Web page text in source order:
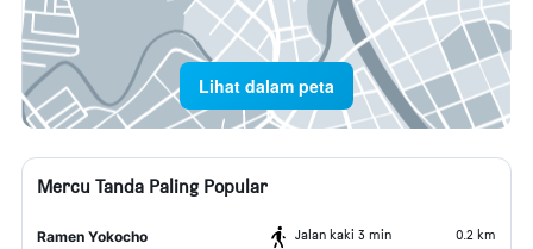
Lihat dalam peta
Mercu Tanda Paling Popular
Ramen Yokocho Jalan kaki 3 min 0.2 km